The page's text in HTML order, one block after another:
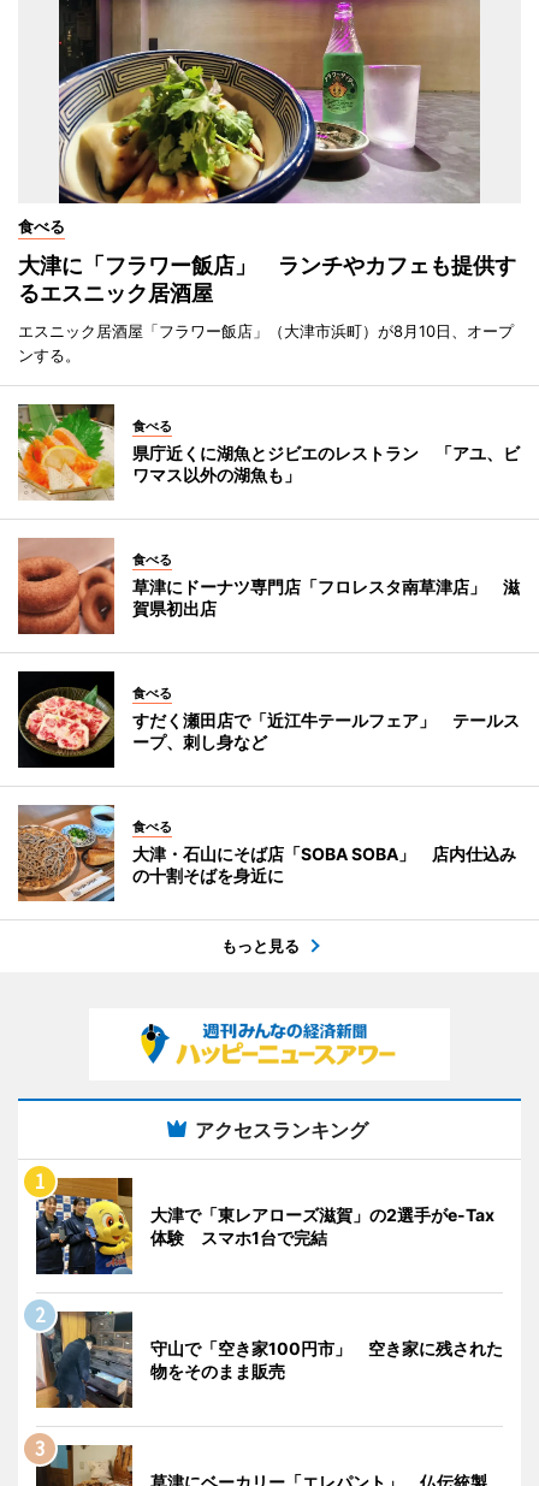
食べる
大津に「フラワー飯店」 ランチやカフェも提供す
るエスニック居酒屋
エスニック居酒屋「フラワー飯店」（大津市浜町）が8月10日、オープ
ンする。
食べる
県庁近くに湖魚とジビエのレストラン 「アユ、ビ
ワマス以外の湖魚も」
食べる
草津にドーナツ専門店「フロレスタ南草津店」 滋
賀県初出店
食べる
すだく瀬田店で「近江牛テールフェア」 テールス
ープ、刺し身など
食べる
大津・石山にそば店「SOBA SOBA」 店内仕込み
の十割そばを身近に
もっと見る
アクセスランキング
大津で「東レアローズ滋賀」の2選手がe-Tax
体験 スマホ1台で完結
守山で「空き家100円市」 空き家に残された
物をそのまま販売